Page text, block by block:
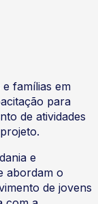
famílias em
para
de atividades
e
abordam o
de jovens